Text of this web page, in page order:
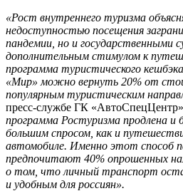
«Рост внутреннего туризма
недоступностью посещения
пандемии, но и государственными
дополнительным стимулом к
программа туристического
«Мир» можно вернуть 20% от
популярным туристическим
пресс-службе ГК
программа Ростуризма продлена и
большим спросом, как и
автомобиле. Именно этот способ
предпочитают 40% опрошенных
о том, что личный транспорт
и удобным для россиян».